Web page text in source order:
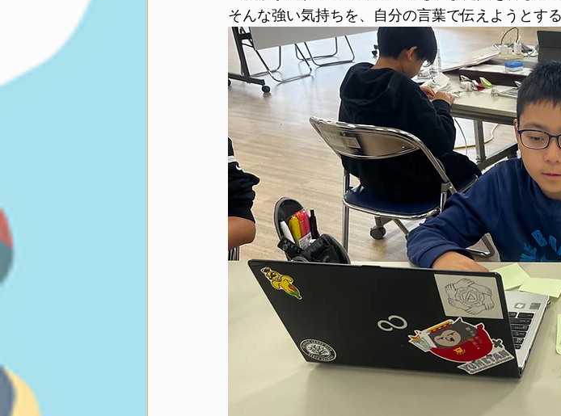
そんな強い気持ちを、自分の言葉で伝えようとす